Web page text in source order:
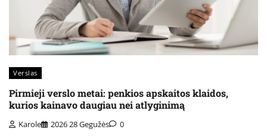
Verslas
Pirmieji verslo metai: penkios apskaitos klaidos,
kurios kainavo daugiau nei atlyginimą
Karole 2026 28 Gegužės 0